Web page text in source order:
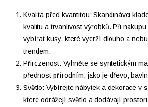
Kvalita před kvantitou: Skandinávci
kvalitu a trvanlivost výrobků. Při
vybírat kusy, které vydrží dlouho a
trendem.
Přirozenost: Vyhněte se syntetickým
přednost přírodním, jako je dřevo,
Světlo: Vybírejte nábytek a dekorace v
které odrážejí světlo a dodávají